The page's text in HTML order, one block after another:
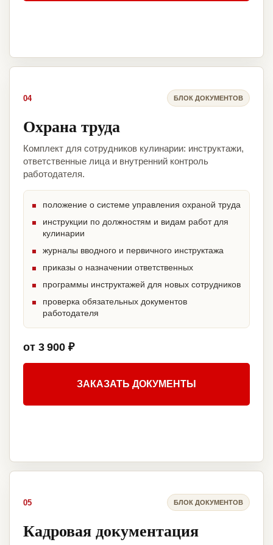
04 БЛОК ДОКУМЕНТОВ
Охрана труда
Комплект для сотрудников кулинарии: инструктажи,
ответственные лица и внутренний контроль
работодателя.
положение о системе управления охраной труда
инструкции по должностям и видам работ для
кулинарии
журналы вводного и первичного инструктажа
приказы о назначении ответственных
программы инструктажей для новых сотрудников
проверка обязательных документов
работодателя
от 3 900 ₽
ЗАКАЗАТЬ ДОКУМЕНТЫ
05 БЛОК ДОКУМЕНТОВ
Кадровая документация